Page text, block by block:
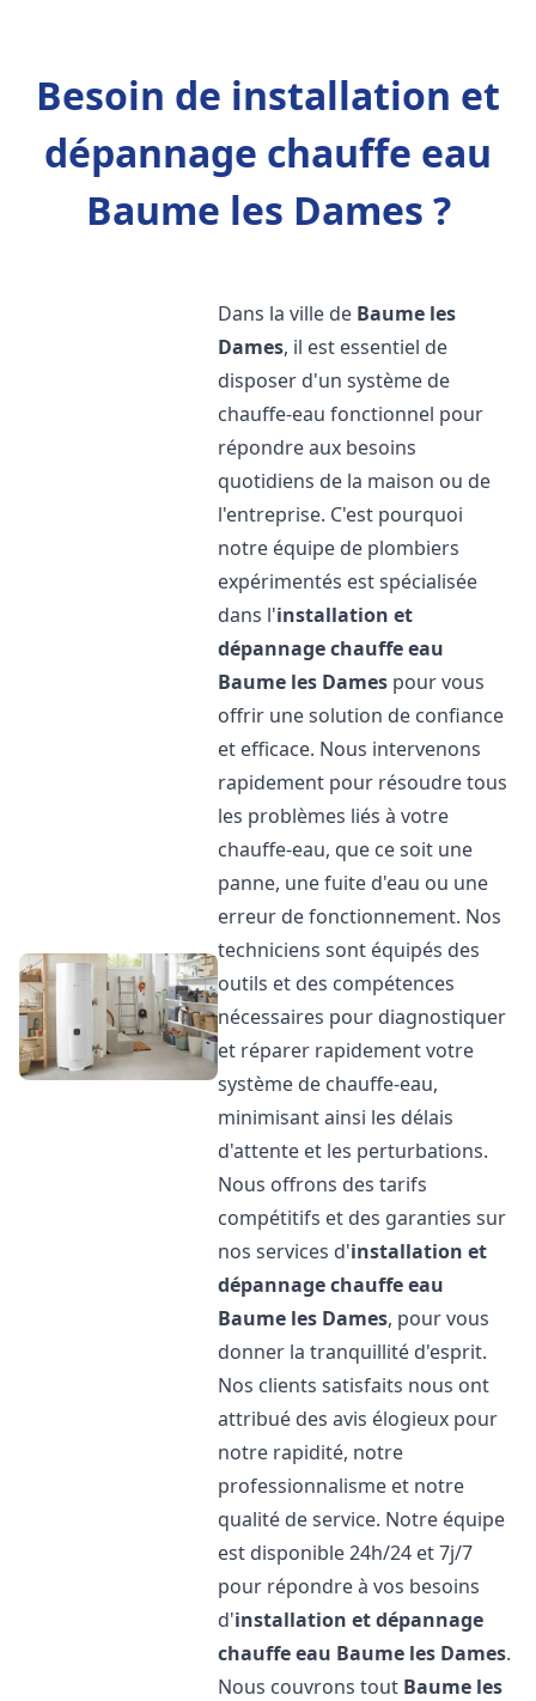
Besoin de installation et
dépannage chauffe eau
Baume les Dames ?
Dans la ville de Baume les
Dames, il est essentiel de
disposer d'un système de
chauffe-eau fonctionnel pour
répondre aux besoins
quotidiens de la maison ou de
l'entreprise. C'est pourquoi
notre équipe de plombiers
expérimentés est spécialisée
dans l'installation et
dépannage chauffe eau
Baume les Dames pour vous
offrir une solution de confiance
et efficace. Nous intervenons
rapidement pour résoudre tous
les problèmes liés à votre
chauffe-eau, que ce soit une
panne, une fuite d'eau ou une
erreur de fonctionnement. Nos
techniciens sont équipés des
outils et des compétences
nécessaires pour diagnostiquer
et réparer rapidement votre
système de chauffe-eau,
minimisant ainsi les délais
d'attente et les perturbations.
Nous offrons des tarifs
compétitifs et des garanties sur
nos services d'installation et
dépannage chauffe eau
Baume les Dames, pour vous
donner la tranquillité d'esprit.
Nos clients satisfaits nous ont
attribué des avis élogieux pour
notre rapidité, notre
professionnalisme et notre
qualité de service. Notre équipe
est disponible 24h/24 et 7j/7
pour répondre à vos besoins
d'installation et dépannage
chauffe eau Baume les Dames.
Nous couvrons tout Baume les